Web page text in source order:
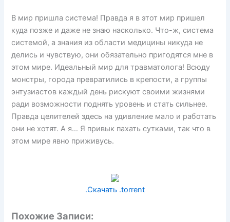
В мир пришла система! Правда я в этот мир пришел
куда позже и даже не знаю насколько. Что-ж, система
системой, а знания из области медицины никуда не
делись и чувствую, они обязательно пригодятся мне в
этом мире. Идеальный мир для травматолога! Всюду
монстры, города превратились в крепости, а группы
энтузиастов каждый день рискуют своими жизнями
ради возможности поднять уровень и стать сильнее.
Правда целителей здесь на удивление мало и работать
они не хотят. А я… Я привык пахать сутками, так что в
этом мире явно приживусь.
.Скачать .torrent
Похожие Записи: